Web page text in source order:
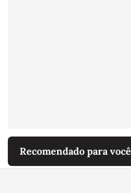
Recomendado para você